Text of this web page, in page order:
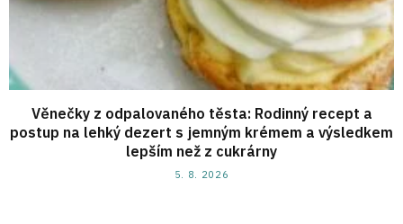
Věnečky z odpalovaného těsta: Rodinný recept a
postup na lehký dezert s jemným krémem a výsledkem
lepším než z cukrárny
5. 8. 2026